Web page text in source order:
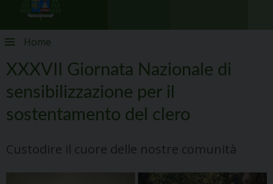
Skip
content
Home
XXXVII Giornata Nazionale di
sensibilizzazione per il
sostentamento del clero
Custodire il cuore delle nostre comunità